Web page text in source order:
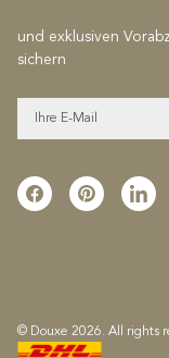
und exklusiven
sichern
© Douxe 2026. All rights